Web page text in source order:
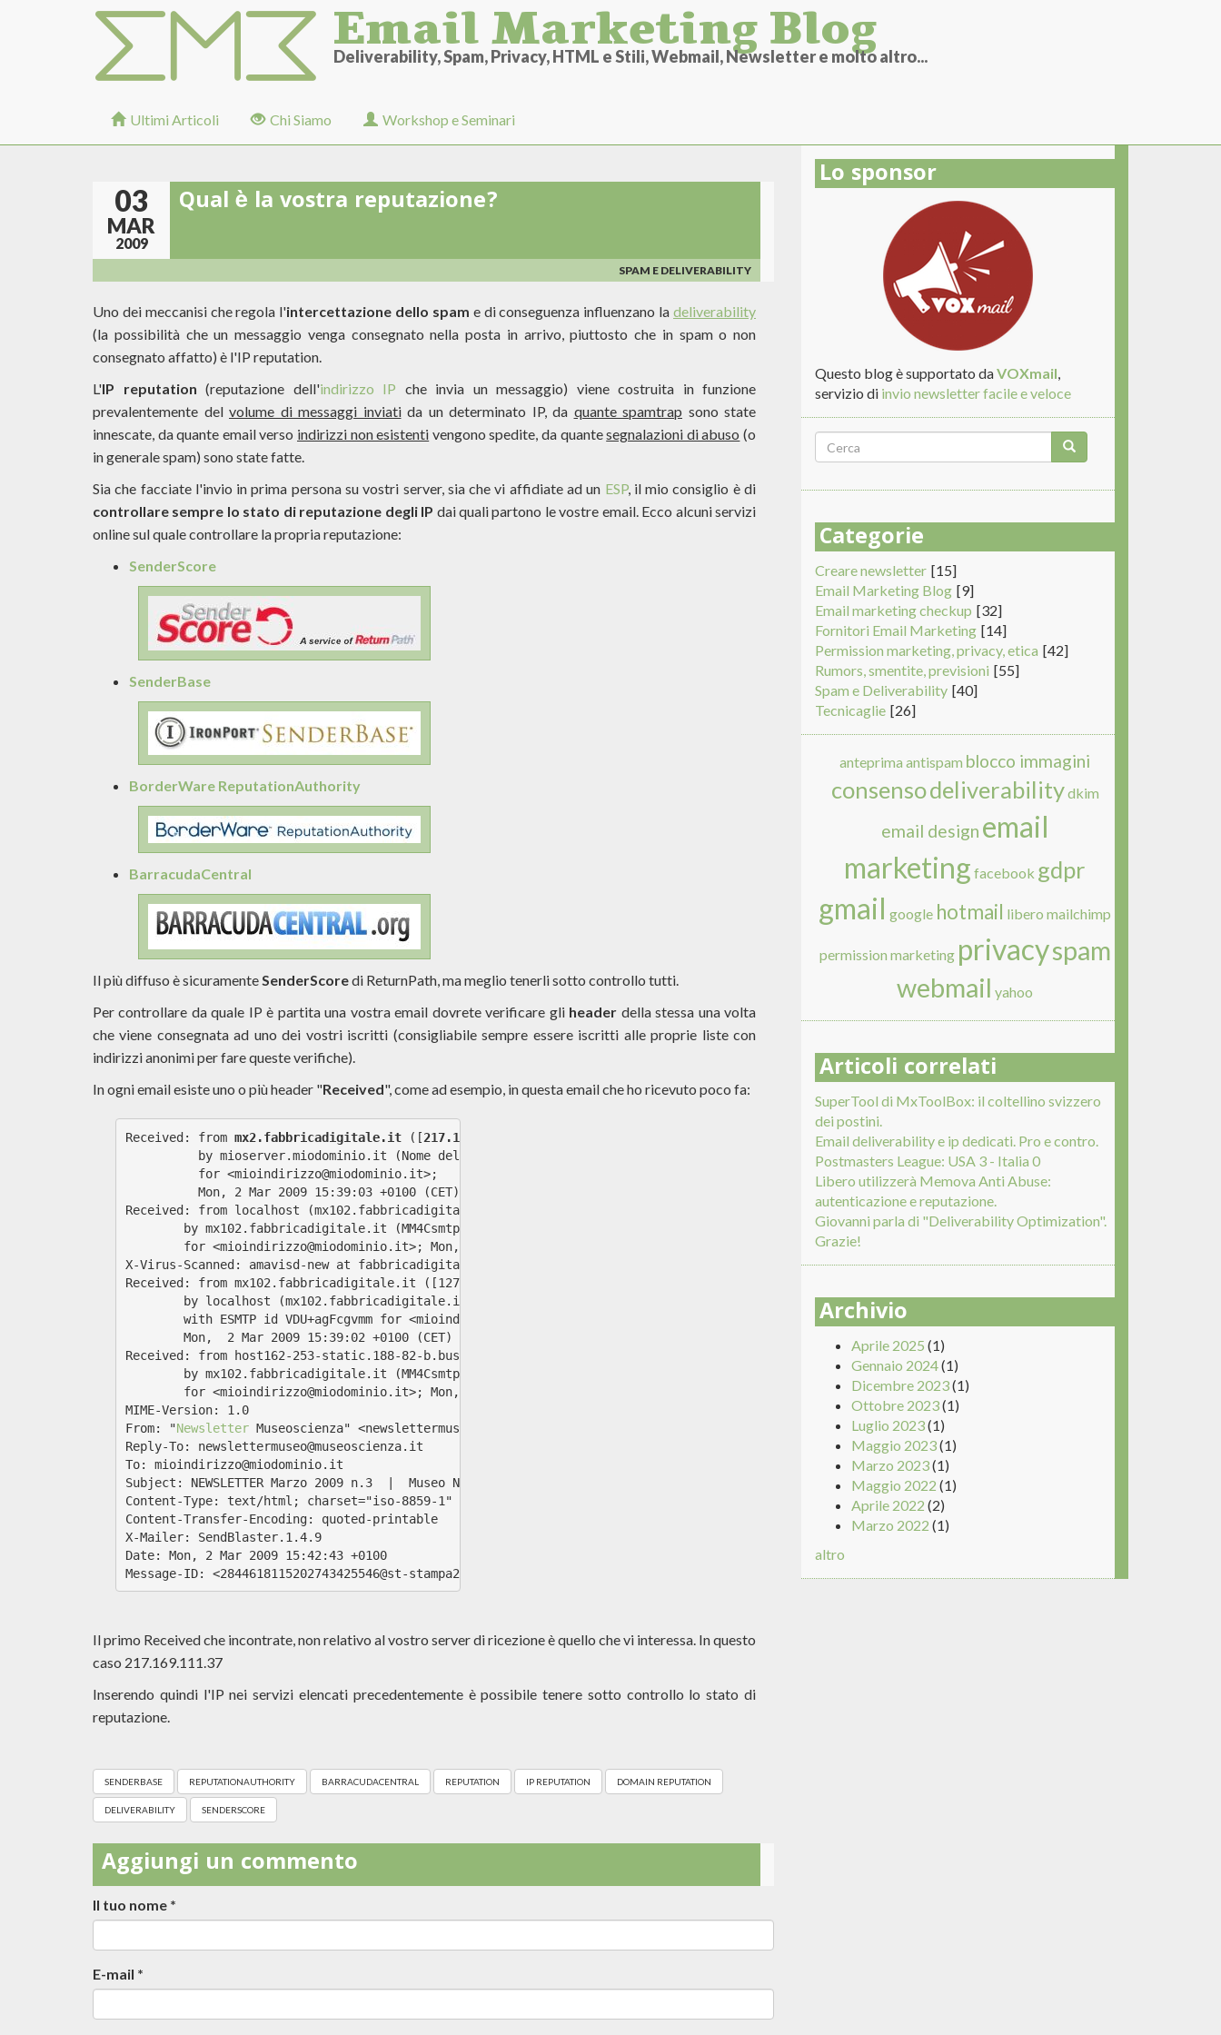
Email Marketing Blog
Deliverability, Spam, Privacy, HTML e Stili, Webmail, Newsletter e molto altro...
Ultimi Articoli Chi Siamo Workshop e Seminari
03
MAR
2009
Qual è la vostra reputazione?
SPAM E DELIVERABILITY
Uno dei meccanisi che regola l'intercettazione dello spam e di conseguenza influenzano ladeliverability
(la possibilità che un messaggio venga consegnato nella posta in arrivo, piuttosto che in spam o non
consegnato affatto) è l'IP reputation.
L'IP reputation (reputazione dell'indirizzo IP che invia un messaggio) viene costruita in funzione
prevalentemente del volume di messaggi inviatida un determinato IP, da quante spamtrap sono state
innescate, da quante email verso indirizzi non esistenti vengono spedite, da quantesegnalazioni di abuso (o
in generale spam) sono state fatte.
Sia che facciate l'invio in prima persona su vostri server, sia che vi affidiate ad un ESP, il mio consiglio è di
controllare sempre lo stato di reputazione degli IP dai quali partono le vostre email. Ecco alcuni servizi
online sul quale controllare la propria reputazione:
SenderScore
SenderBase
BorderWare ReputationAuthority
BarracudaCentral
Il più diffuso è sicuramenteSenderScoredi ReturnPath, ma meglio tenerli sotto controllo tutti.
Per controllare da quale IP è partita una vostra email dovrete verificare gli header della stessa una volta
che viene consegnata ad uno dei vostri iscritti (consigliabile sempre essere iscritti alle proprie liste con
indirizzi anonimi per fare queste verifiche).
In ogni email esiste uno o più header "Received", come ad esempio, in questa email che ho ricevuto poco fa:
Received: from mx2.fabbricadigitale.it ([217.169.111.37
          by mioserver.miodominio.it (Nome del mio server) with
          for <mioindirizzo@miodominio.it>;
          Mon, 2 Mar 2009 15:39:03 +0100 (CET)
Received: from localhost (mx102.fabbricadigitale.it [127.0.0.1])
	by mx102.fabbricadigitale.it (MM4Csmtpd) with ESMTP id A3C07E111BF2
	for <mioindirizzo@miodominio.it>; Mon,  2 Mar 2009 15:39:02 +0100 (CET)
X-Virus-Scanned: amavisd-new at fabbricadigitale.it
Received: from mx102.fabbricadigitale.it ([127.0.0.1])
	by localhost (mx102.fabbricadigitale.it [127.0.0.1]) (amavisd-new, port 10024)
	with ESMTP id VDU+agFcgvmm for <mioindirizzo@miodominio.it>;
	Mon,  2 Mar 2009 15:39:02 +0100 (CET)
Received: from host162-253-static.188-82-b.business.telecomitalia.it (host162-253-static.188-82-b.business.telecomitalia.it [82.188.253.162])
	by mx102.fabbricadigitale.it (MM4Csmtpd) with ESMTPA id 8E5F1E000A3F
	for <mioindirizzo@miodominio.it>; Mon,  2 Mar 2009 15:39:01 +0100 (CET)
MIME-Version: 1.0
From: "Newsletter Museoscienza" <newslettermuseo@museoscienza.it>
Reply-To: newslettermuseo@museoscienza.it
To: mioindirizzo@miodominio.it
Subject: NEWSLETTER Marzo 2009 n.3  |  Museo Nazionale della Scienza e della Tecnologia
Content-Type: text/html; charset="iso-8859-1"
Content-Transfer-Encoding: quoted-printable
X-Mailer: SendBlaster.1.4.9
Date: Mon, 2 Mar 2009 15:42:43 +0100
Message-ID: <2844618115202743425546@st-stampa2>
Il primo Received che incontrate, non relativo al vostro server di ricezione è quello che vi interessa. In questo
caso 217.169.111.37
Inserendo quindi l'IP nei servizi elencati precedentemente è possibile tenere sotto controllo lo stato di
reputazione.
SENDERBASE REPUTATIONAUTHORITY BARRACUDACENTRAL REPUTATION IP REPUTATION DOMAIN REPUTATION
DELIVERABILITY SENDERSCORE
Aggiungi un commento
Il tuo nome *
E-mail *
Lo sponsor
Questo blog è supportato daVOXmail,
servizio di invio newsletter facile e veloce
Form
di
ricerca
Categorie
Creare newsletter [15]
Email Marketing Blog [9]
Email marketing checkup [32]
Fornitori Email Marketing [14]
Permission marketing, privacy, etica [42]
Rumors, smentite, previsioni [55]
Spam e Deliverability [40]
Tecnicaglie [26]
anteprima antispam blocco immagini
consensodeliverabilitydkim
email design email
marketing facebook gdpr
gmail google hotmail libero mailchimp
permission marketing privacyspam
webmail yahoo
Articoli correlati
SuperTool di MxToolBox: il coltellino svizzero
dei postini.
Email deliverability e ip dedicati. Pro e contro.
Postmasters League: USA 3 - Italia 0
Libero utilizzerà Memova Anti Abuse:
autenticazione e reputazione.
Giovanni parla di "Deliverability Optimization".
Grazie!
Archivio
Aprile 2025 (1)
Gennaio 2024(1)
Dicembre 2023(1)
Ottobre 2023(1)
Luglio 2023(1)
Maggio 2023(1)
Marzo 2023(1)
Maggio 2022 (1)
Aprile 2022 (2)
Marzo 2022 (1)
altro